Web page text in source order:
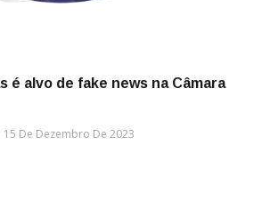
é alvo de fake news na Câmara
15 De Dezembro De 2023